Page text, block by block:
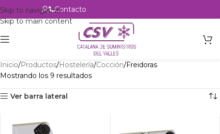
Skip to navigation
Skip to main content
Contacto
Inicio Productos Hostelería Cocción Freidoras
Mostrando los 9 resultados
Ver barra lateral